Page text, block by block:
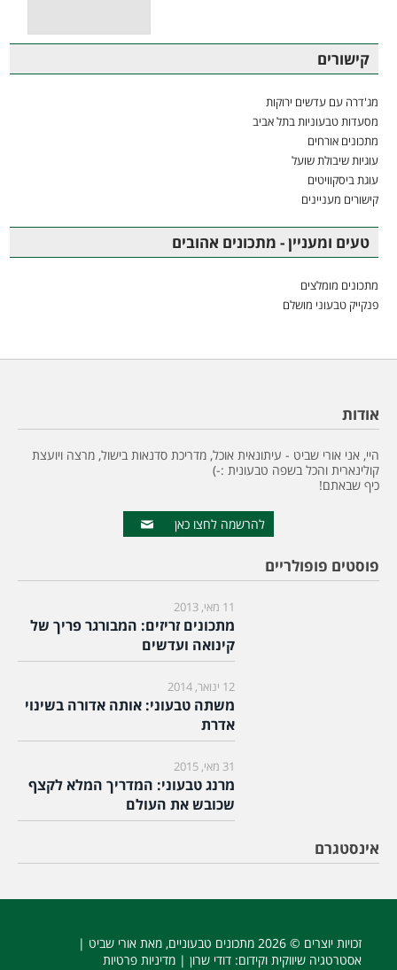
קישורים
מג'דרה עם עדשים ירוקות
מסעדות טבעוניות בתל אביב
מתכונים אורחים
עוגיות שיבולת שועל
עוגת ביסקוויטים
קישורים מעניינים
טעים ומעניין - מתכונים אהובים
מתכונים מומלצים
פנקייק טבעוני מושלם
אודות
היי, אני אורי שביט - עיתונאית אוכל, מדריכת סדנאות בישול, מרצה ויועצת
קולינארית והכל בשפה טבעונית :-)
כיף שבאתם!
להרשמה לחצו כאן
פוסטים פופולריים
11 מאי, 2013
מתכונים זריזים: המבורגר פריך של
קינואה ועדשים
12 ינואר, 2014
משתה טבעוני: אותה אדורה בשינוי
אדרת
31 מאי, 2015
מרנג טבעוני: המדריך המלא לקצף
שכובש את העולם
אינסטגרם
זכויות יוצרים © 2026 מתכונים טבעוניים, מאת אורי שביט |
אסטרטגיה שיווקית וקידום: דודי שרון | מדיניות פרטיות